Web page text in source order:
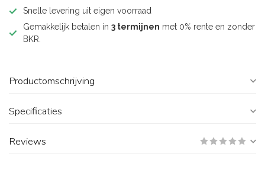
Snelle levering uit eigen voorraad
Gemakkelijk betalen in 3 termijnen met 0% rente en zonder
BKR.
Productomschrijving
Specificaties
Reviews